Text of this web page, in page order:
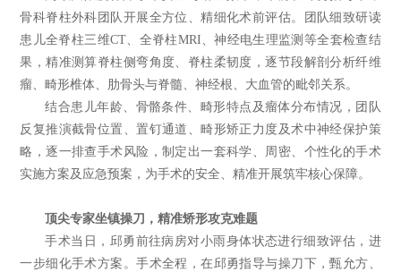
骨科脊柱外科团队开展全方位、精细化术前评估。团队细致研读
患儿全脊柱三维CT、全脊柱MRI、神经电生理监测等全套检查结
果，精准测算脊柱侧弯角度、脊柱柔韧度，逐节段解剖分析纤维
瘤、畸形椎体、肋骨头与脊髓、神经根、大血管的毗邻关系。
结合患儿年龄、骨骼条件、畸形特点及瘤体分布情况，团队
反复推演截骨位置、置钉通道、畸形矫正力度及术中神经保护策
略，逐一排查手术风险，制定出一套科学、周密、个性化的手术
实施方案及应急预案，为手术的安全、精准开展筑牢核心保障。
顶尖专家坐镇操刀，精准矫形攻克难题
手术当日，邱勇前往病房对小雨身体状态进行细致评估，进
一步细化手术方案。手术全程，在邱勇指导与操刀下，甄允方、